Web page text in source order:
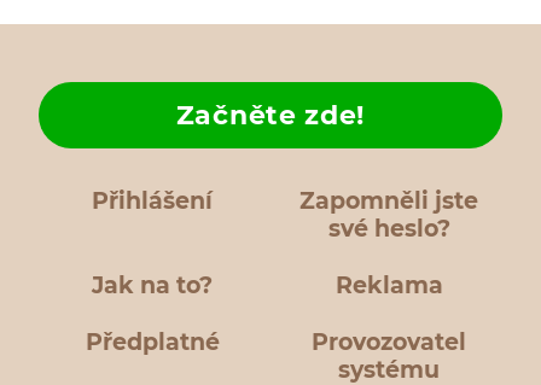
Přihlášení
Zapomněli jste
své heslo?
Jak na to?
Začněte zde!
Reklama
Předplatné
Provozovatel
systému